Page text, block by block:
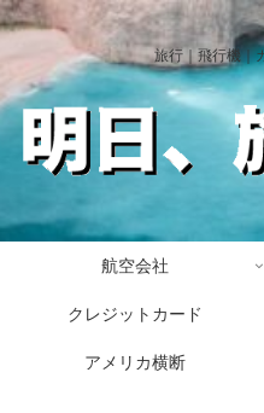
旅行｜飛行機｜
航空会社
クレジットカード
アメリカ横断